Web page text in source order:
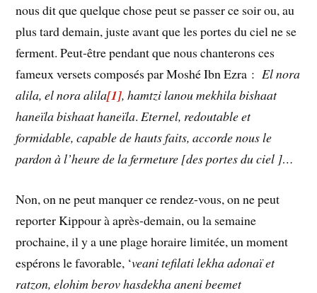
nous dit que quelque chose peut se passer ce soir ou, au
plus tard demain, juste avant que les portes du ciel ne se
ferment. Peut-être pendant que nous chanterons ces
fameux versets composés par Moshé Ibn Ezra :El nora
alila, el nora alila[1], hamtzi lanou mekhila bishaat
haneïla bishaat haneïla.Eternel, redoutable et
formidable, capable de hauts faits, accorde nous le
pardon à l’heure de la fermeture [des portes du ciel ]…
Non, on ne peut manquer ce rendez-vous, on ne peut
reporter Kippour à après-demain, ou la semaine
prochaine, il y a une plage horaire limitée, un moment
espérons le favorable, ‘veani tefilati lekha adonaï et
ratzon, elohim berov hasdekha aneni beemet